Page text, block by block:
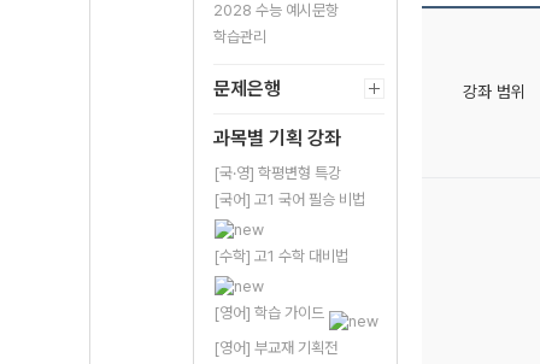
2028 수능 예시문항
학습관리
문제은행
과목별 기획 강좌
[국·영] 학평변형 특강
[국어] 고1 국어 필승 비법
[수학] 고1 수학 대비법
[영어] 학습 가이드
[영어] 부교재 기획전
강좌 범위